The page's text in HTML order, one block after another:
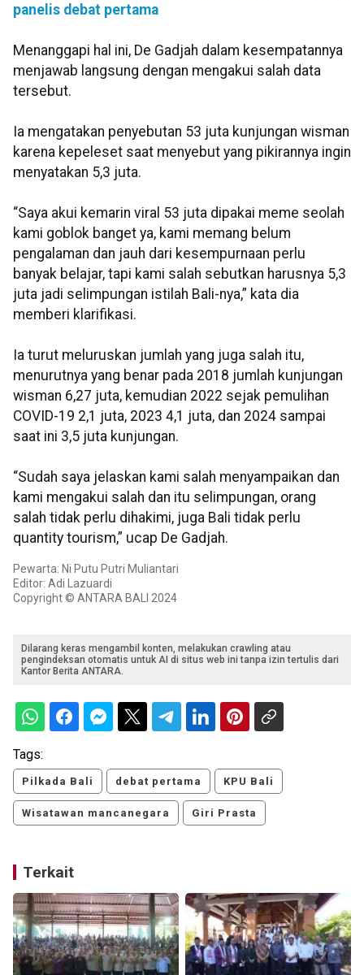
panelis debat pertama
Menanggapi hal ini, De Gadjah dalam kesempatannya
menjawab langsung dengan mengakui salah data
tersebut.
Ia mengatakan penyebutan 53 juta kunjungan wisman
karena kepeleset saat menyebut yang pikirannya ingin
menyatakan 5,3 juta.
“Saya akui kemarin viral 53 juta dipakai meme seolah
kami goblok banget ya, kami memang belum
pengalaman dan jauh dari kesempurnaan perlu
banyak belajar, tapi kami salah sebutkan harusnya 5,3
juta jadi selimpungan istilah Bali-nya,” kata dia
memberi klarifikasi.
Ia turut meluruskan jumlah yang juga salah itu,
menurutnya yang benar pada 2018 jumlah kunjungan
wisman 6,27 juta, kemudian 2022 sejak pemulihan
COVID-19 2,1 juta, 2023 4,1 juta, dan 2024 sampai
saat ini 3,5 juta kunjungan.
“Sudah saya jelaskan kami salah menyampaikan dan
kami mengakui salah dan itu selimpungan, orang
salah tidak perlu dihakimi, juga Bali tidak perlu
quantity tourism,” ucap De Gadjah.
Pewarta: Ni Putu Putri Muliantari
Editor: Adi Lazuardi
Copyright © ANTARA BALI 2024
Dilarang keras mengambil konten, melakukan crawling atau
pengindeksan otomatis untuk AI di situs web ini tanpa izin tertulis dari
Kantor Berita ANTARA.
Tags:
Pilkada Bali debat pertama KPU Bali
Wisatawan mancanegara Giri Prasta
Terkait